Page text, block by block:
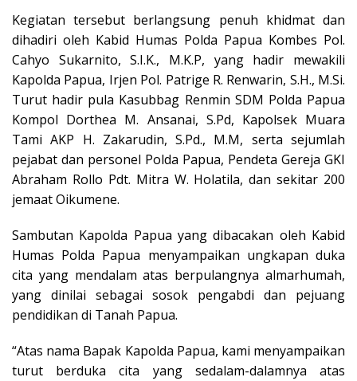
Kegiatan tersebut berlangsung penuh khidmat dan
dihadiri oleh Kabid Humas Polda Papua Kombes Pol.
Cahyo Sukarnito, S.I.K., M.K.P, yang hadir mewakili
Kapolda Papua, Irjen Pol. Patrige R. Renwarin, S.H., M.Si.
Turut hadir pula Kasubbag Renmin SDM Polda Papua
Kompol Dorthea M. Ansanai, S.Pd, Kapolsek Muara
Tami AKP H. Zakarudin, S.Pd., M.M, serta sejumlah
pejabat dan personel Polda Papua, Pendeta Gereja GKI
Abraham Rollo Pdt. Mitra W. Holatila, dan sekitar 200
jemaat Oikumene.
Sambutan Kapolda Papua yang dibacakan oleh Kabid
Humas Polda Papua menyampaikan ungkapan duka
cita yang mendalam atas berpulangnya almarhumah,
yang dinilai sebagai sosok pengabdi dan pejuang
pendidikan di Tanah Papua.
“Atas nama Bapak Kapolda Papua, kami menyampaikan
turut berduka cita yang sedalam-dalamnya atas